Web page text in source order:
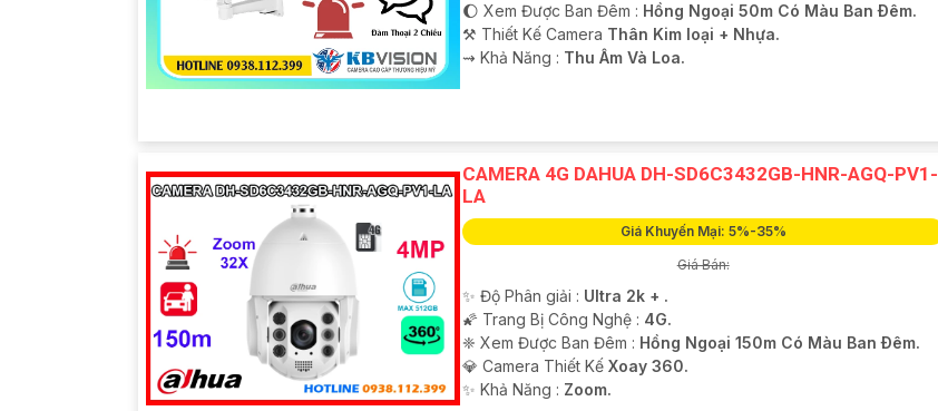
🌔 Xem Được Ban Đêm : Hồng Ngoại 50m Có Màu Ban Ðêm.
⚒ Thiết Kế Camera Thân Kim loại + Nhựa.
️⇝ Khả Năng : Thu Âm Và Loa.
CAMERA 4G DAHUA DH-SD6C3432GB-HNR-AGQ-PV1-
LA
Giá Khuyến Mại: 5%-35%
Giá Bán:
✨ Độ Phân giải : Ultra 2k + .
🌠 Trang Bị Công Nghệ : 4G.
❈ Xem Được Ban Đêm : Hồng Ngoại 150m Có Màu Ban Ðêm.
💎 Camera Thiết Kế Xoay 360.
️✨ Khả Năng : Zoom.